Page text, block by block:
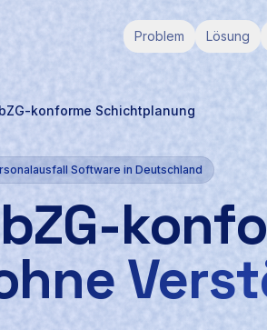
Problem Lösung
konforme Schichtplanung
Software in Deutschland